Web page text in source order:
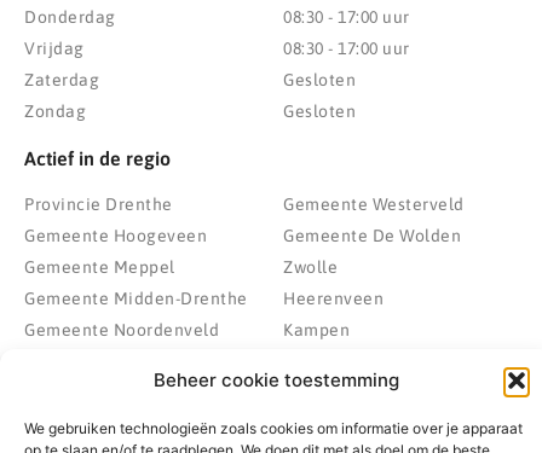
Beheer cookie toestemming
We gebruiken technologieën zoals cookies om informatie over je apparaat
Donderdag
Vrijdag
Zaterdag
Zondag
08:30 - 17:00 uur
08:30 - 17:00 uur
Gesloten
Gesloten
Actief in de regio
Provincie Drenthe
Gemeente Hoogeveen
Gemeente Meppel
Gemeente Midden-Drenthe
Gemeente Noordenveld
Gemeente Steenwijkerland
Gemeente Weststellingwerf
Gemeente Westerveld
Gemeente De Wolden
Zwolle
Heerenveen
Kampen
Wolvega